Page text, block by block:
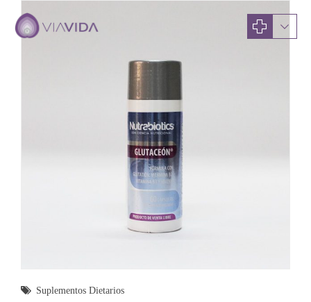
Suplementos Dietarios